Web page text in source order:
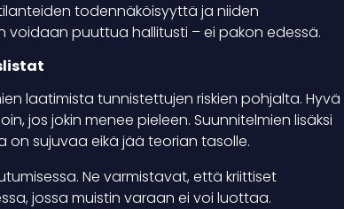
todennäköisyyttä ja niiden
voidaan puuttua hallitusti – ei pakon edessä.
laatimista tunnistettujen riskien pohjalta. Hyvä
jos jokin menee pieleen. Suunnitelmien lisäksi
sujuvaa eikä jää teorian tasolle.
Ne varmistavat, että kriittiset
jossa muistin varaan ei voi luottaa.